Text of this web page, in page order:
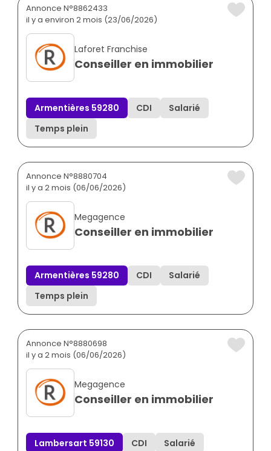
Annonce N°8862433
il y a environ 2 mois (23/06/2026)
Laforet Franchise
Conseiller en immobilier
Armentières 59280 CDI
Salarié
Temps plein
Annonce N°8880704
il y a 2 mois (06/06/2026)
Megagence
Conseiller en immobilier
Armentières 59280 CDI
Salarié
Temps plein
Annonce N°8880698
il y a 2 mois (06/06/2026)
Megagence
Conseiller en immobilier
Lambersart 59130 CDI Salarié